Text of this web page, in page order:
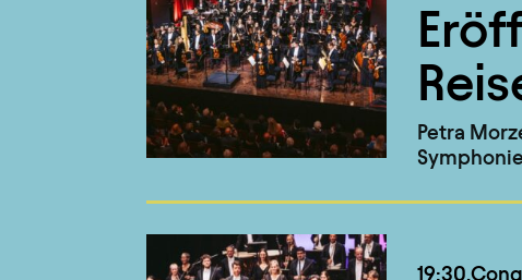
Petra
19:30,